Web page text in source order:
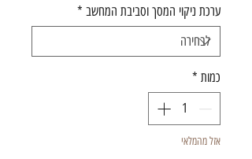
ערכת ניקוי המסך וסביבת המחשב *
כמות *
אזל מהמלאי